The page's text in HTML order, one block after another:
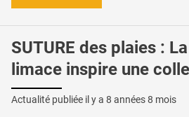
SUTURE des plaies :
limace inspire une
Actualité publiée il y a 8 années 8 mois